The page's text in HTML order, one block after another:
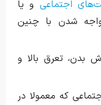
اجتماعی و یا
شدن با چنین
بدن، تعرق بالا و
که معمولا در